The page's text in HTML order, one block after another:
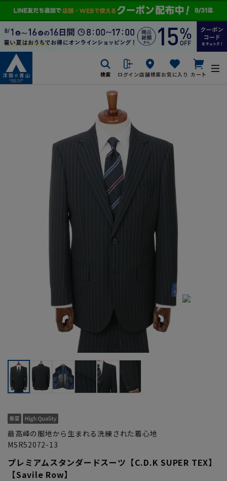
検索 ログイン店舗検索お気に入り カート
最高峰の服地から生まれる洗練された着心地
MSR52072-13
プレミアムスタンダードスーツ【C.D.K SUPER TEX】
【Savile Row】